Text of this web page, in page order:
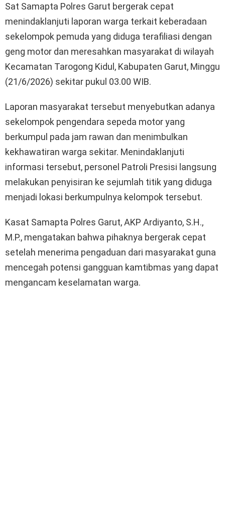
Sat Samapta Polres Garut bergerak cepat
menindaklanjuti laporan warga terkait keberadaan
sekelompok pemuda yang diduga terafiliasi dengan
geng motor dan meresahkan masyarakat di wilayah
Kecamatan Tarogong Kidul, Kabupaten Garut, Minggu
(21/6/2026) sekitar pukul 03.00 WIB.
Laporan masyarakat tersebut menyebutkan adanya
sekelompok pengendara sepeda motor yang
berkumpul pada jam rawan dan menimbulkan
kekhawatiran warga sekitar. Menindaklanjuti
informasi tersebut, personel Patroli Presisi langsung
melakukan penyisiran ke sejumlah titik yang diduga
menjadi lokasi berkumpulnya kelompok tersebut.
Kasat Samapta Polres Garut, AKP Ardiyanto, S.H.,
M.P., mengatakan bahwa pihaknya bergerak cepat
setelah menerima pengaduan dari masyarakat guna
mencegah potensi gangguan kamtibmas yang dapat
mengancam keselamatan warga.